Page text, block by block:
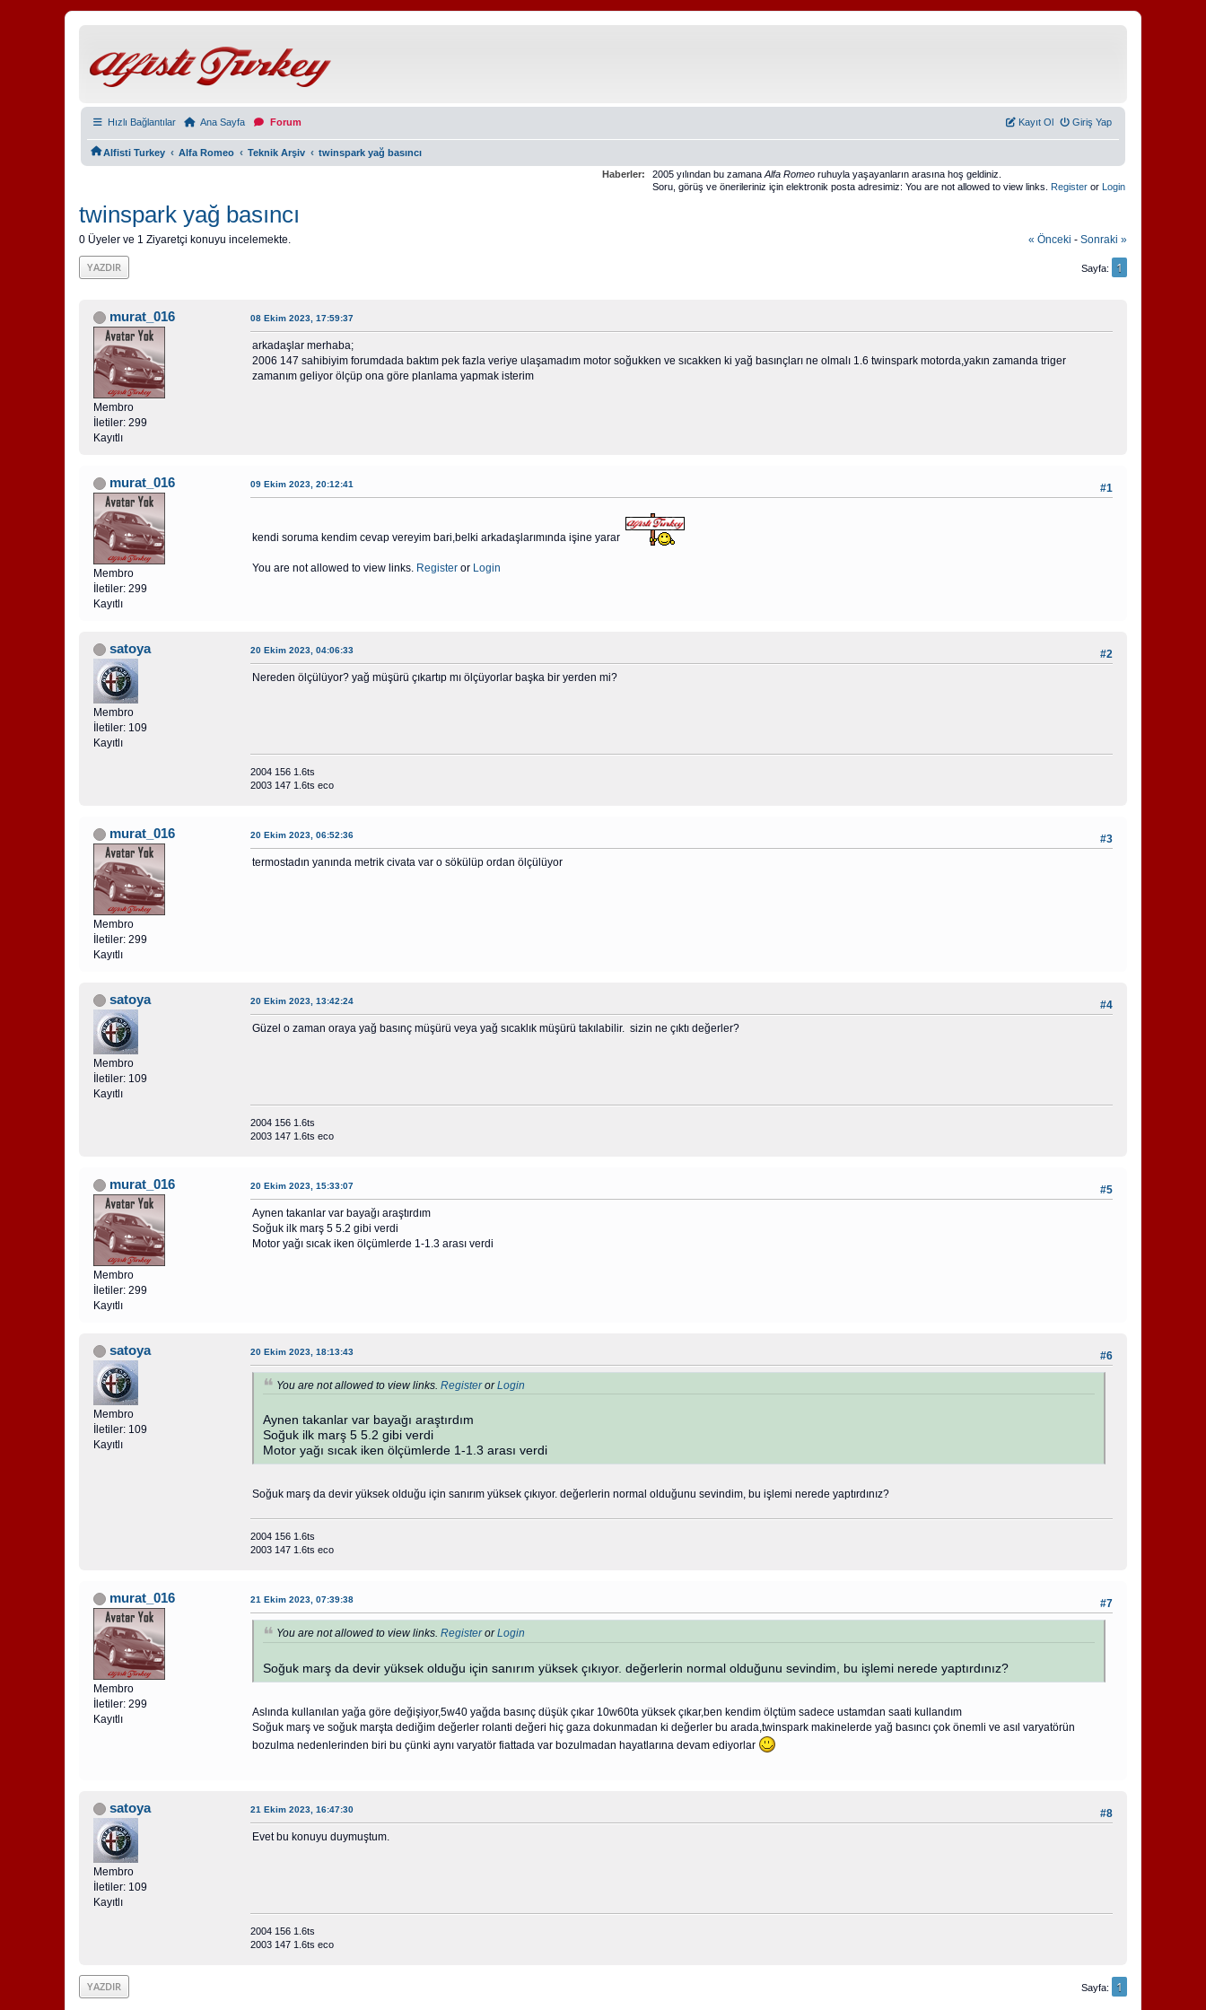
Hızlı Bağlantılar Ana Sayfa Forum Giriş Yap
Kayıt Ol
Alfisti Turkey ‹ Alfa Romeo ‹ Teknik Arşiv ‹ twinspark yağ basıncı
Haberler:
2005 yılından bu zamana Alfa Romeo ruhuyla yaşayanların arasına hoş geldiniz.
Soru, görüş ve önerileriniz için elektronik posta adresimiz: You are not allowed to view links. Register or Login
twinspark yağ basıncı
« Önceki - Sonraki »
0 Üyeler ve 1 Ziyaretçi konuyu incelemekte.
YAZDIR Sayfa 1
murat_016
Membro
İletiler: 299
Kayıtlı
08 Ekim 2023, 17:59:37
arkadaşlar merhaba;
2006 147 sahibiyim forumdada baktım pek fazla veriye ulaşamadım motor soğukken ve sıcakken ki yağ basınçları ne olmalı 1.6 twinspark motorda,yakın zamanda triger
zamanım geliyor ölçüp ona göre planlama yapmak isterim
murat_016
Membro
İletiler: 299
Kayıtlı
#1
09 Ekim 2023, 20:12:41
kendi soruma kendim cevap vereyim bari,belki arkadaşlarımında işine yarar
You are not allowed to view links. Register or Login
satoya
Membro
İletiler: 109
Kayıtlı
#2
20 Ekim 2023, 04:06:33
Nereden ölçülüyor? yağ müşürü çıkartıp mı ölçüyorlar başka bir yerden mi?
2004 156 1.6ts
2003 147 1.6ts eco
murat_016
Membro
İletiler: 299
Kayıtlı
#3
20 Ekim 2023, 06:52:36
termostadın yanında metrik civata var o sökülüp ordan ölçülüyor
satoya
Membro
İletiler: 109
Kayıtlı
#4
20 Ekim 2023, 13:42:24
Güzel o zaman oraya yağ basınç müşürü veya yağ sıcaklık müşürü takılabilir. sizin ne çıktı değerler?
2004 156 1.6ts
2003 147 1.6ts eco
murat_016
Membro
İletiler: 299
Kayıtlı
#5
20 Ekim 2023, 15:33:07
Aynen takanlar var bayağı araştırdım
Soğuk ilk marş 5 5.2 gibi verdi
Motor yağı sıcak iken ölçümlerde 1-1.3 arası verdi
satoya
Membro
İletiler: 109
Kayıtlı
#6
20 Ekim 2023, 18:13:43
You are not allowed to view links. RegisterorLogin
Aynen takanlar var bayağı araştırdım
Soğuk ilk marş 5 5.2 gibi verdi
Motor yağı sıcak iken ölçümlerde 1-1.3 arası verdi
Soğuk marş da devir yüksek olduğu için sanırım yüksek çıkıyor. değerlerin normal olduğunu sevindim, bu işlemi nerede yaptırdınız?
2004 156 1.6ts
2003 147 1.6ts eco
murat_016
Membro
İletiler: 299
Kayıtlı
#7
21 Ekim 2023, 07:39:38
You are not allowed to view links. RegisterorLogin
Soğuk marş da devir yüksek olduğu için sanırım yüksek çıkıyor. değerlerin normal olduğunu sevindim, bu işlemi nerede yaptırdınız?
Aslında kullanılan yağa göre değişiyor,5w40 yağda basınç düşük çıkar 10w60ta yüksek çıkar,ben kendim ölçtüm sadece ustamdan saati kullandım
Soğuk marş ve soğuk marşta dediğim değerler rolanti değeri hiç gaza dokunmadan ki değerler bu arada,twinspark makinelerde yağ basıncı çok önemli ve asıl varyatörün
bozulma nedenlerinden biri bu çünki aynı varyatör fiattada var bozulmadan hayatlarına devam ediyorlar
satoya
Membro
İletiler: 109
Kayıtlı
#8
21 Ekim 2023, 16:47:30
Evet bu konuyu duymuştum.
2004 156 1.6ts
2003 147 1.6ts eco
YAZDIR Sayfa 1